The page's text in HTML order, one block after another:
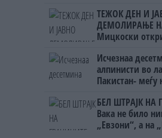
ТЕЖОК ДЕН И
ДЕМОЛИРАЊЕ
Мицкоски
ништо, освен
Исчезнаа
алпинисти во
Пакистан- меѓу
БЕЛ ШТРАЈК НА
Вака не било
„Евзони“, а на